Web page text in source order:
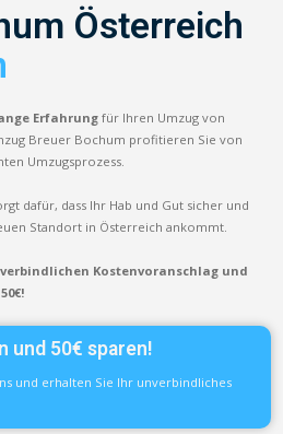
Österreich
Erfahrung für Ihren Umzug von
Breuer Bochum profitieren Sie von
Umzugsprozess.
dafür, dass Ihr Hab und Gut sicher und
Standort in Österreich ankommt.
Kostenvoranschlag und
und 50€ sparen!
und erhalten Sie Ihr unverbindliches